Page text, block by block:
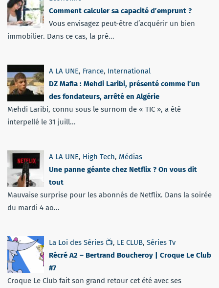
Comment calculer sa capacité d’emprunt ?
Vous envisagez peut-être d’acquérir un bien
immobilier. Dans ce cas, la pré...
A LA UNE, France, International
DZ Mafia : Mehdi Laribi, présenté comme l’un
des fondateurs, arrêté en Algérie
Mehdi Laribi, connu sous le surnom de « TIC », a été
interpellé le 31 juill...
A LA UNE, High Tech, Médias
Une panne géante chez Netflix ? On vous dit
tout
Mauvaise surprise pour les abonnés de Netflix. Dans la soirée
du mardi 4 ao...
La Loi des Séries 📺, LE CLUB, Séries Tv
Récré A2 – Bertrand Boucheroy | Croque Le Club
#7
Croque Le Club fait son grand retour cet été avec ses